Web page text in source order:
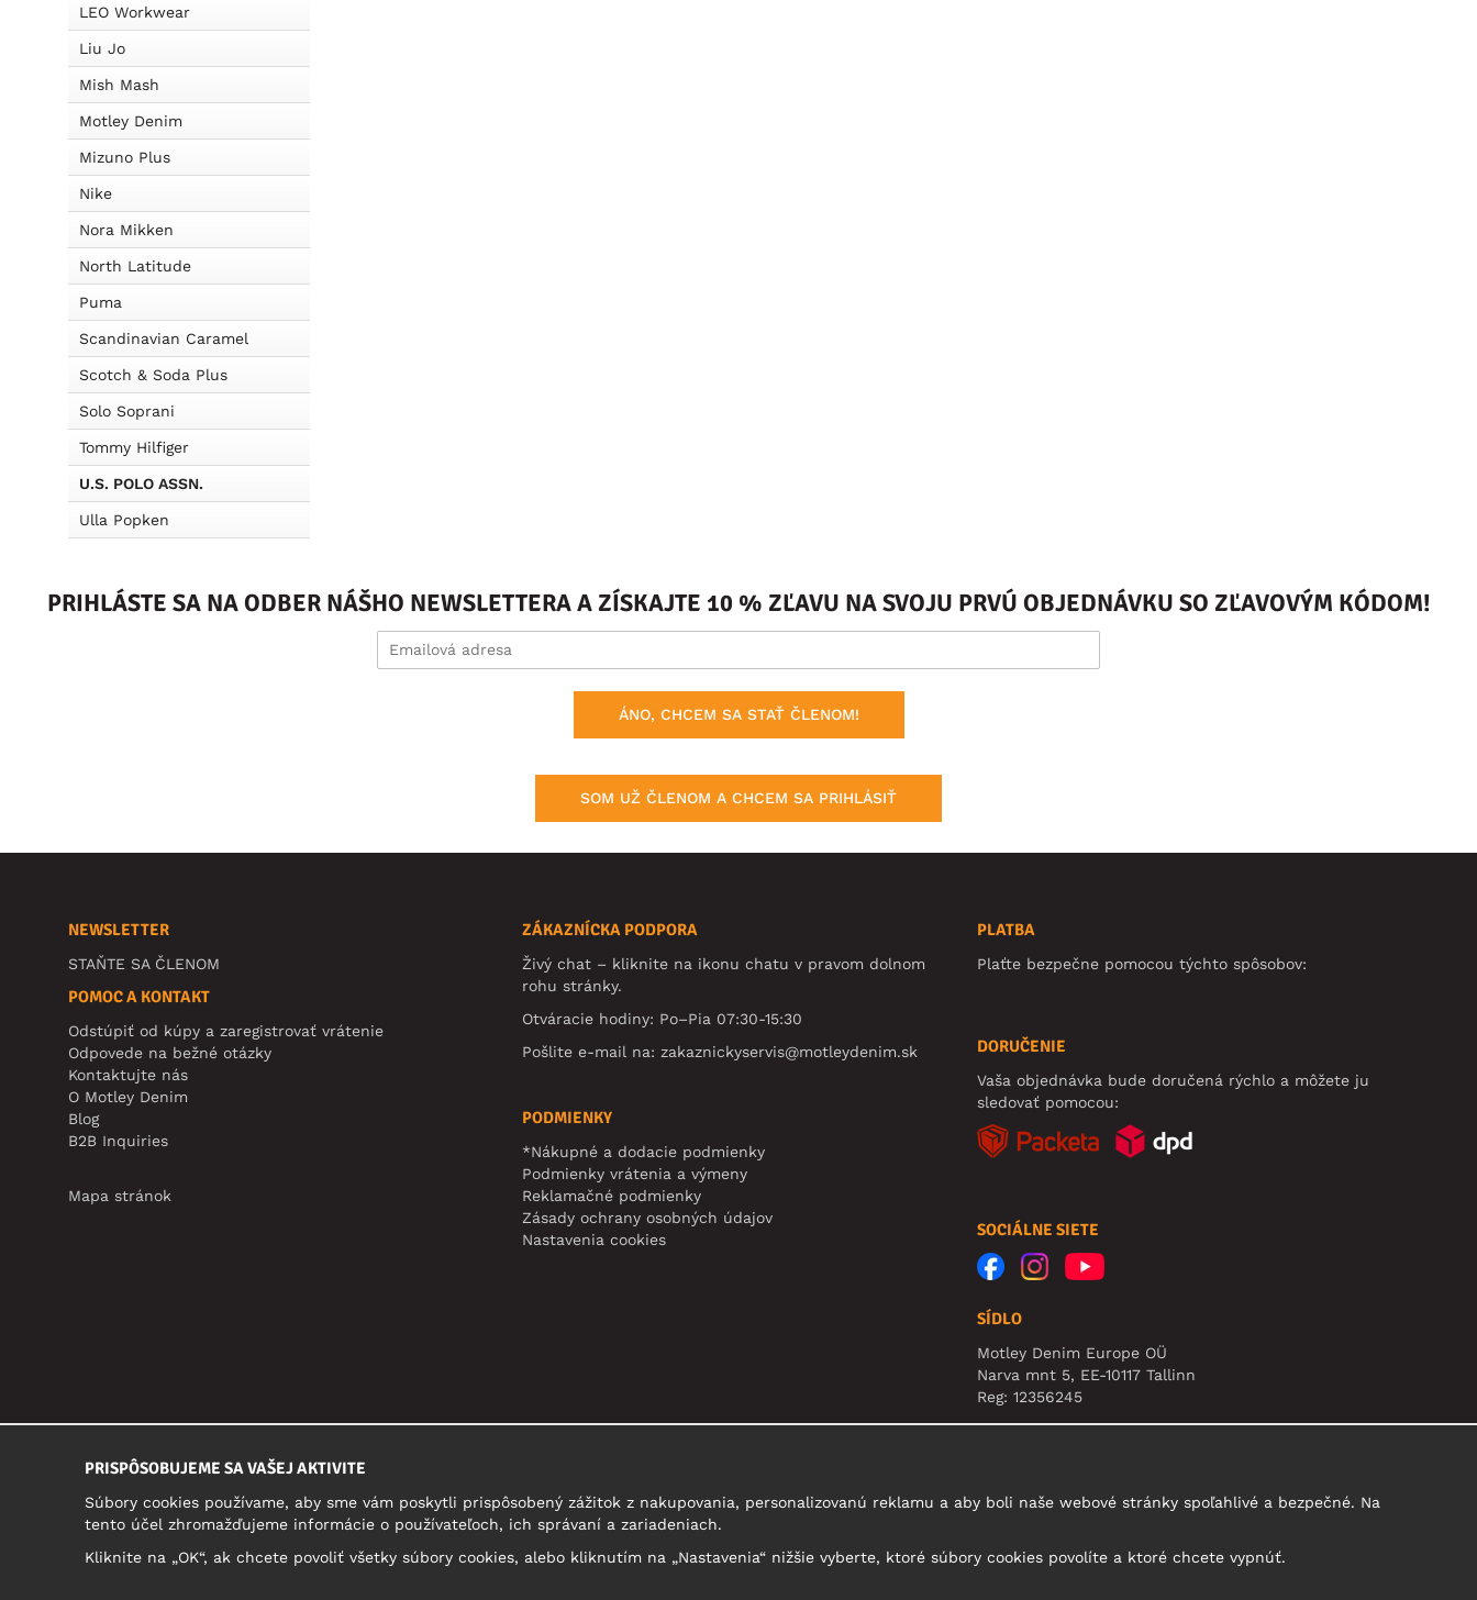
LEO Workwear
Liu Jo
Mish Mash
Motley Denim
Mizuno Plus
Nike
Nora Mikken
North Latitude
Puma
Scandinavian Caramel
Scotch & Soda Plus
Solo Soprani
Tommy Hilfiger
U.S. POLO ASSN.
Ulla Popken
PRIHLÁSTE SA NA ODBER NÁŠHO NEWSLETTERA A ZÍSKAJTE 10 % ZĽAVU NA SVOJU PRVÚ OBJEDNÁVKU SO ZĽAVOVÝM KÓDOM!
ÁNO, CHCEM SA STAŤ ČLENOM!
SOM UŽ ČLENOM A CHCEM SA PRIHLÁSIŤ
NEWSLETTER
STAŇTE SA ČLENOM
POMOC A KONTAKT
Odstúpiť od kúpy a zaregistrovať vrátenie
Odpovede na bežné otázky
Kontaktujte nás
O Motley Denim
Blog
B2B Inquiries
Mapa stránok
ZÁKAZNÍCKA PODPORA
Živý chat – kliknite na ikonu chatu v pravom dolnom
rohu stránky.
Otváracie hodiny: Po–Pia 07:30-15:30
Pošlite e-mail na:zakaznickyservis@motleydenim.sk
PODMIENKY
*Nákupné a dodacie podmienky
Podmienky vrátenia a výmeny
Reklamačné podmienky
Zásady ochrany osobných údajov
Nastavenia cookies
PLATBA
Plaťte bezpečne pomocou týchto spôsobov:
DORUČENIE
Vaša objednávka bude doručená rýchlo a môžete ju
sledovať pomocou:
SOCIÁLNE SIETE
SÍDLO
Motley Denim Europe OÜ
Narva mnt 5, EE-10117 Tallinn
Reg: 12356245
Upozornenie: Na túto adresu **neposielajte vrátený
PRISPÔSOBUJEME SA VAŠEJ AKTIVITE
Súbory cookies používame, aby sme vám poskytli prispôsobený zážitok z nakupovania, personalizovanú reklamu a aby boli naše webové stránky spoľahlivé a bezpečné. Na
tento účel zhromažďujeme informácie o používateľoch, ich správaní a zariadeniach.
Kliknite na „OK“, ak chcete povoliť všetky súbory cookies, alebo kliknutím na „Nastavenia“ nižšie vyberte, ktoré súbory cookies povolíte a ktoré chcete vypnúť.